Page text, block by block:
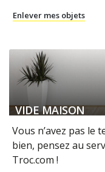
Enlever mes objets
VIDE MAISON
Vous n’avez pas le
bien, pensez au
Troc.com !